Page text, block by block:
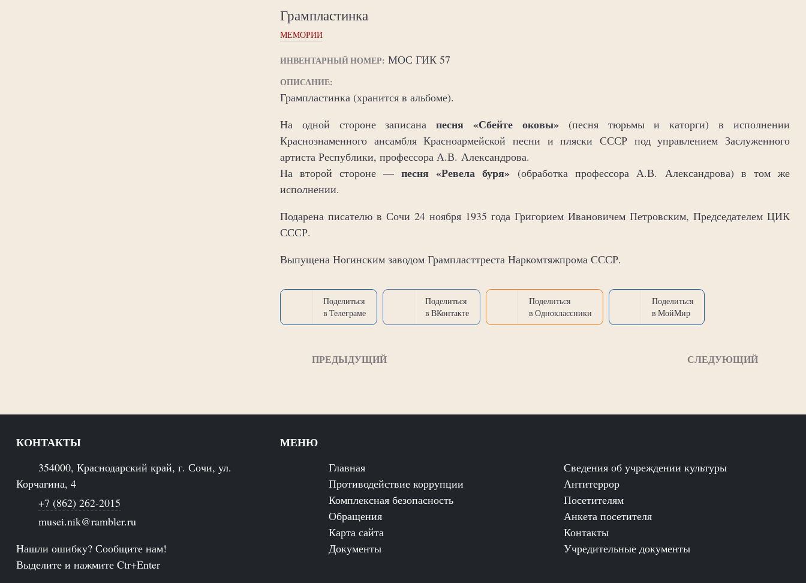
Грампластинка
МЕМОРИИ
ИНВЕНТАРНЫЙ НОМЕР: МОС ГИК 57
ОПИСАНИЕ:
Грампластинка (хранится в альбоме).
На одной стороне записанапесня «Сбейте оковы» (песня тюрьмы и каторги) в исполнении
Краснознаменного ансамбля Красноармейской песни и пляски СССР под управлением Заслуженного
артиста Республики, профессора А.В. Александрова.
На второй стороне —песня «Ревела буря» (обработка профессора А.В. Александрова) в том же
исполнении.
Подарена писателю в Сочи 24 ноября 1935 года Григорием Ивановичем Петровским, Председателем ЦИК
СССР.
Выпущена Ногинским заводом Грампласттреста Наркомтяжпрома СССР.
Поделиться
в Телеграме
Поделиться
в ВКонтакте
Поделиться
в Одноклассники
Поделиться
в МойМир
ПРЕДЫДУЩИЙ СЛЕДУЮЩИЙ
КОНТАКТЫ
354000, Краснодарский край, г. Сочи, ул.
Корчагина, 4
+7 (862) 262-2015
musei.nik@rambler.ru
Нашли ошибку? Сообщите нам!
Выделите и нажмите Ctr+Enter
МЕНЮ
Главная
Сведения об учреждении культуры
Противодействие коррупции
Антитеррор
Комплексная безопасность
Посетителям
Обращения
Анкета посетителя
Карта сайта
Контакты
Документы
Учредительные документы